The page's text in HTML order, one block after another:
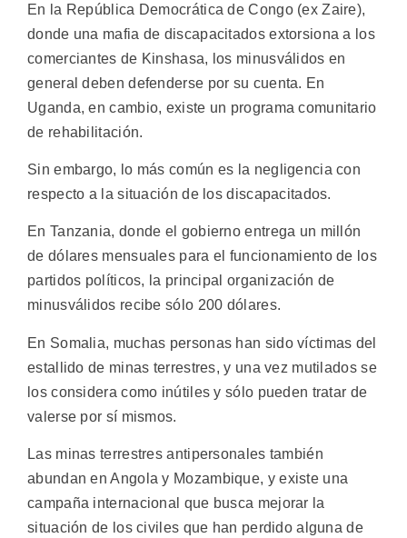
En la República Democrática de Congo (ex Zaire),
donde una mafia de discapacitados extorsiona a los
comerciantes de Kinshasa, los minusválidos en
general deben defenderse por su cuenta. En
Uganda, en cambio, existe un programa comunitario
de rehabilitación.
Sin embargo, lo más común es la negligencia con
respecto a la situación de los discapacitados.
En Tanzania, donde el gobierno entrega un millón
de dólares mensuales para el funcionamiento de los
partidos políticos, la principal organización de
minusválidos recibe sólo 200 dólares.
En Somalia, muchas personas han sido víctimas del
estallido de minas terrestres, y una vez mutilados se
los considera como inútiles y sólo pueden tratar de
valerse por sí mismos.
Las minas terrestres antipersonales también
abundan en Angola y Mozambique, y existe una
campaña internacional que busca mejorar la
situación de los civiles que han perdido alguna de